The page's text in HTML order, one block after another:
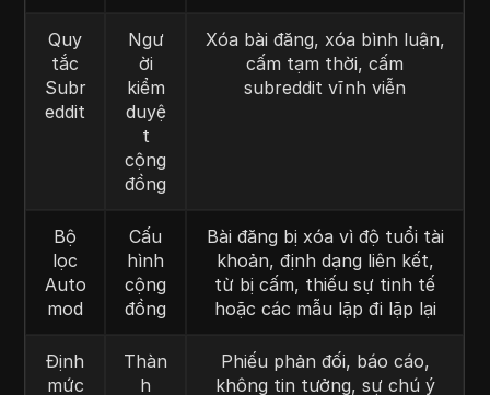
Quy
tắc
Subr
eddit
Ngư
ời
kiểm
duyệ
t
cộng
đồng
Xóa bài đăng, xóa bình luận,
cấm tạm thời, cấm
subreddit vĩnh viễn
Bộ
lọc
Auto
mod
Cấu
hình
cộng
đồng
Bài đăng bị xóa vì độ tuổi tài
khoản, định dạng liên kết,
từ bị cấm, thiếu sự tinh tế
hoặc các mẫu lặp đi lặp lại
Định
mức
Thàn
h
Phiếu phản đối, báo cáo,
không tin tưởng, sự chú ý